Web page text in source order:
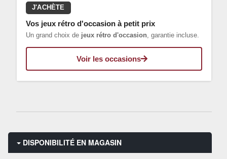
J'ACHÈTE
Vos jeux rétro d'occasion à petit prix
Un grand choix de jeux rétro d'occasion, garantie incluse.
Voir les occasions
DISPONIBILITÉ EN MAGASIN